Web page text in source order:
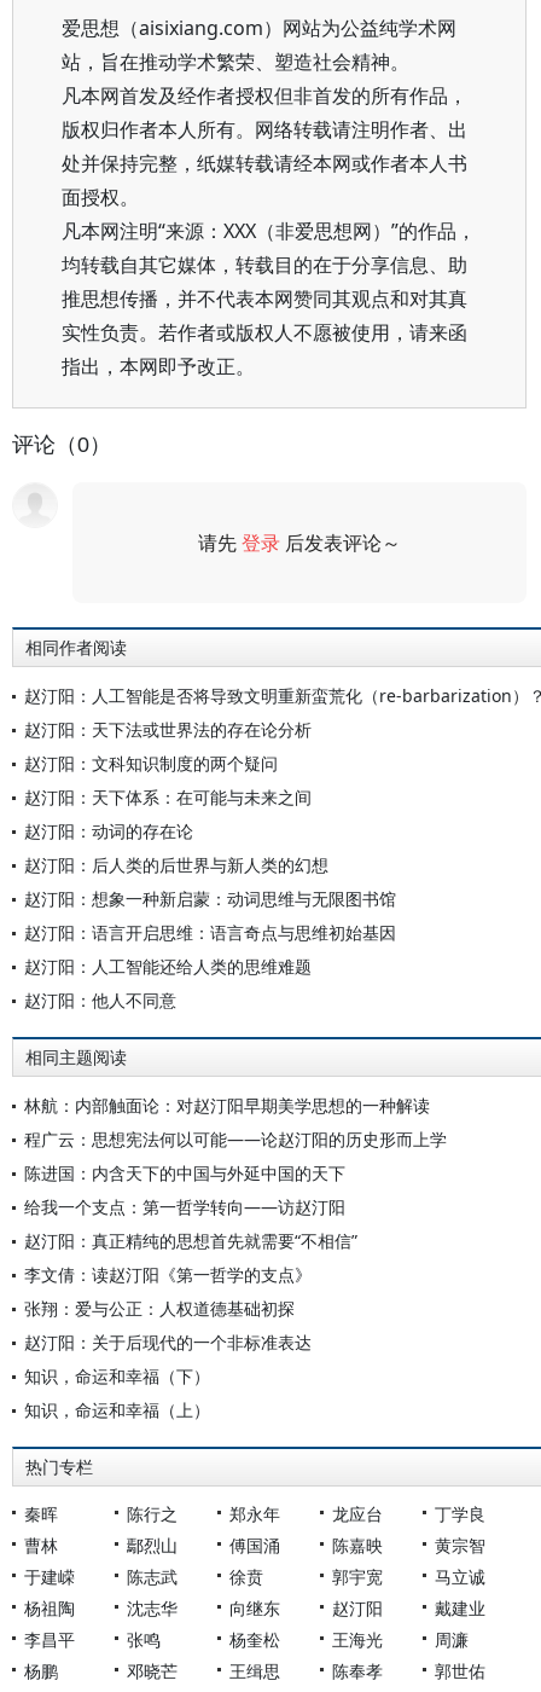
爱思想（aisixiang.com）网站为公益纯学术网
站，旨在推动学术繁荣、塑造社会精神。
凡本网首发及经作者授权但非首发的所有作品，
版权归作者本人所有。网络转载请注明作者、出
处并保持完整，纸媒转载请经本网或作者本人书
面授权。
凡本网注明“来源：XXX（非爱思想网）”的作品，
均转载自其它媒体，转载目的在于分享信息、助
推思想传播，并不代表本网赞同其观点和对其真
实性负责。若作者或版权人不愿被使用，请来函
指出，本网即予改正。
评论（0）
请先登录 后发表评论～
相同作者阅读
赵汀阳：人工智能是否将导致文明重新蛮荒化（re-barbarization）
赵汀阳：天下法或世界法的存在论分析
赵汀阳：文科知识制度的两个疑问
赵汀阳：天下体系：在可能与未来之间
赵汀阳：动词的存在论
赵汀阳：后人类的后世界与新人类的幻想
赵汀阳：想象一种新启蒙：动词思维与无限图书馆
赵汀阳：语言开启思维：语言奇点与思维初始基因
赵汀阳：人工智能还给人类的思维难题
赵汀阳：他人不同意
相同主题阅读
林航：内部触面论：对赵汀阳早期美学思想的一种解读
程广云：思想宪法何以可能——论赵汀阳的历史形而上学
陈进国：内含天下的中国与外延中国的天下
给我一个支点：第一哲学转向——访赵汀阳
赵汀阳：真正精纯的思想首先就需要“不相信”
李文倩：读赵汀阳《第一哲学的支点》
张翔：爱与公正：人权道德基础初探
赵汀阳：关于后现代的一个非标准表达
知识，命运和幸福（下）
知识，命运和幸福（上）
热门专栏
秦晖 陈行之 郑永年 龙应台
丁学良
曹林
鄢烈山 傅国涌 陈嘉映
黄宗智
于建嵘
陈志武 徐贲 郭宇宽
马立诚
杨祖陶
沈志华 向继东 赵汀阳
戴建业
李昌平
张鸣 杨奎松 王海光
周濂
杨鹏
邓晓芒 王缉思 陈奉孝
郭世佑